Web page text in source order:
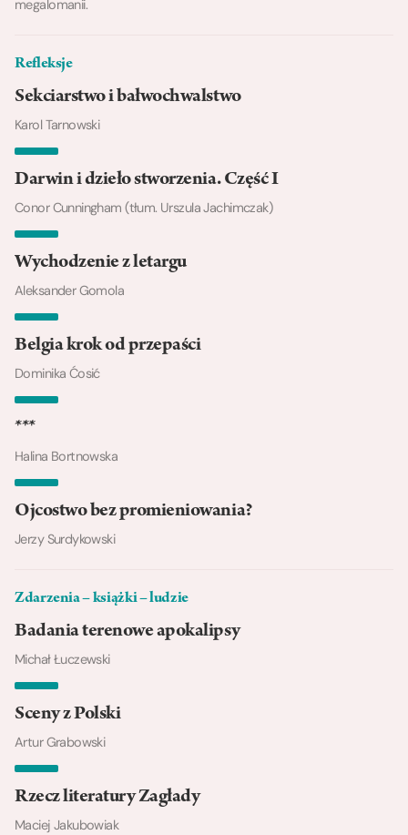
megalomanii.
Refleksje
Sekciarstwo i bałwochwalstwo
Karol Tarnowski
Darwin i dzieło stworzenia. Część I
Conor Cunningham (tłum. Urszula Jachimczak)
Wychodzenie z letargu
Aleksander Gomola
Belgia krok od przepaści
Dominika Ćosić
***
Halina Bortnowska
Ojcostwo bez promieniowania?
Jerzy Surdykowski
Zdarzenia – książki – ludzie
Badania terenowe apokalipsy
Michał Łuczewski
Sceny z Polski
Artur Grabowski
Rzecz literatury Zagłady
Maciej Jakubowiak